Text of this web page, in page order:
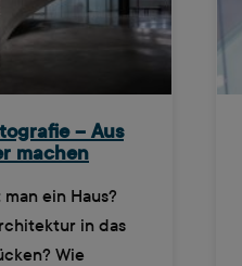
– Aus
machen
ein Haus?
in das
Wie